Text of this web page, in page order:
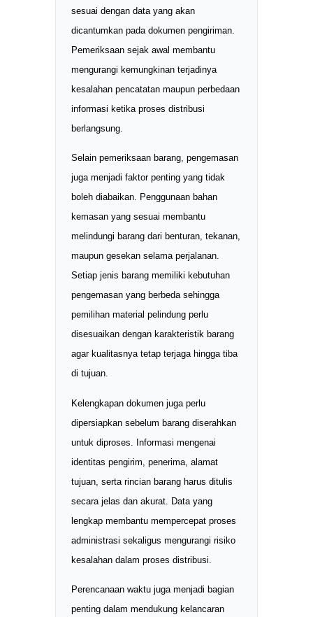
sesuai dengan data yang akan
dicantumkan pada dokumen pengiriman.
Pemeriksaan sejak awal membantu
mengurangi kemungkinan terjadinya
kesalahan pencatatan maupun perbedaan
informasi ketika proses distribusi
berlangsung.
Selain pemeriksaan barang, pengemasan
juga menjadi faktor penting yang tidak
boleh diabaikan. Penggunaan bahan
kemasan yang sesuai membantu
melindungi barang dari benturan, tekanan,
maupun gesekan selama perjalanan.
Setiap jenis barang memiliki kebutuhan
pengemasan yang berbeda sehingga
pemilihan material pelindung perlu
disesuaikan dengan karakteristik barang
agar kualitasnya tetap terjaga hingga tiba
di tujuan.
Kelengkapan dokumen juga perlu
dipersiapkan sebelum barang diserahkan
untuk diproses. Informasi mengenai
identitas pengirim, penerima, alamat
tujuan, serta rincian barang harus ditulis
secara jelas dan akurat. Data yang
lengkap membantu mempercepat proses
administrasi sekaligus mengurangi risiko
kesalahan dalam proses distribusi.
Perencanaan waktu juga menjadi bagian
penting dalam mendukung kelancaran